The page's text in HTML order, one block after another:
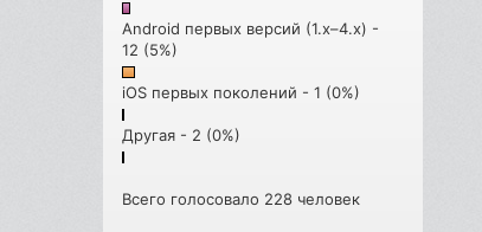
Android первых версий (1.x–4.x) -
12 (5%)
iOS первых поколений - 1 (0%)
Другая - 2 (0%)
Всего голосовало 228 человек